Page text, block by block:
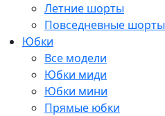
Летние шорты
Повседневные шорты
Юбки
Все модели
Юбки миди
Юбки мини
Прямые юбки